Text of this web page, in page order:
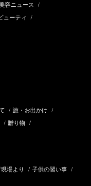
容ニュース /
ューティ /
/ 旅・お出かけ /
/ 贈り物 /
場より / 子供の習い事 /